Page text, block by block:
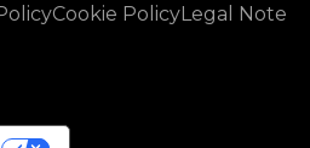
Cookie PolicyLegal Note